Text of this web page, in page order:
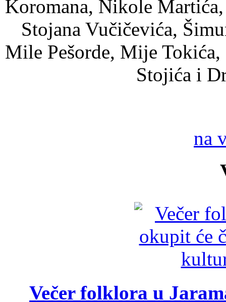
Koromana, Nikole
Stojana Vučičevića,
Mile Pešorde, Mije
Stojića i
na
Večer folklora u